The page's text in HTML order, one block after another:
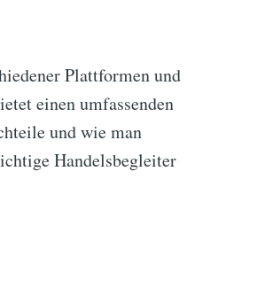
Plattformen und
einen umfassenden
und wie man
Handelsbegleiter